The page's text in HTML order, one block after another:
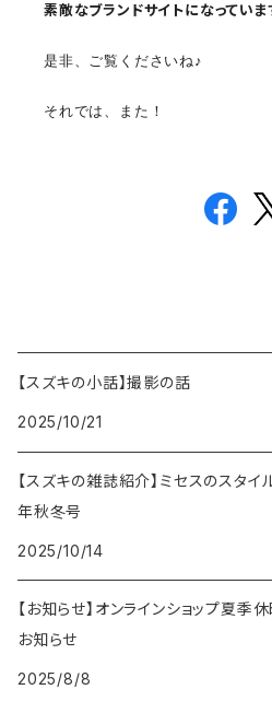
素敵なブランドサイトになってい
是非、ご覧くださいね♪
それでは、また！
【スズキの小話】撮影の話
2025/10/21
【スズキの雑誌紹介】ミセスのスタ
年秋冬号
2025/10/14
【お知らせ】オンラインショップ夏季
お知らせ
2025/8/8